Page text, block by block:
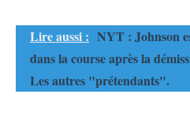
Lire aussi : NYT : Johnson
dans la course après la
Les autres "prétendants".